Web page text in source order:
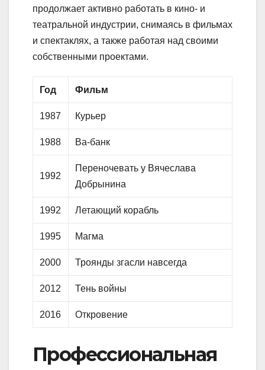
продолжает активно работать в кино- и
театральной индустрии, снимаясь в фильмах
и спектаклях, а также работая над своими
собственными проектами.
Год Фильм
1987 Курьер
1988 Ва-банк
1992
Переночевать у Вячеслава
Добрынина
1992 Летающий корабль
1995 Магма
2000 Троянды згасли навсегда
2012 Тень войны
2016 Откровение
Профессиональная